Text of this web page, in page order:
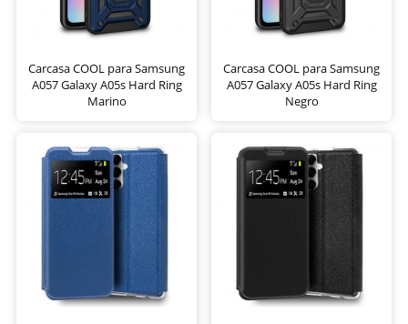
Carcasa COOL para Samsung
A057 Galaxy A05s Hard Ring
Marino
Carcasa COOL para Samsung
A057 Galaxy A05s Hard Ring
Negro